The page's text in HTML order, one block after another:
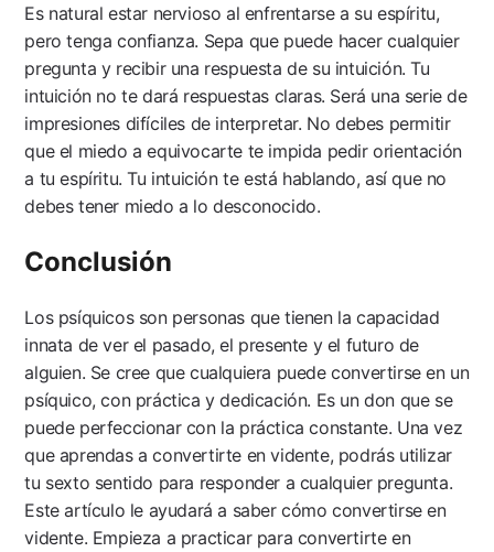
Es natural estar nervioso al enfrentarse a su espíritu,
pero tenga confianza. Sepa que puede hacer cualquier
pregunta y recibir una respuesta de su intuición. Tu
intuición no te dará respuestas claras. Será una serie de
impresiones difíciles de interpretar. No debes permitir
que el miedo a equivocarte te impida pedir orientación
a tu espíritu. Tu intuición te está hablando, así que no
debes tener miedo a lo desconocido.
Conclusión
Los psíquicos son personas que tienen la capacidad
innata de ver el pasado, el presente y el futuro de
alguien. Se cree que cualquiera puede convertirse en un
psíquico, con práctica y dedicación. Es un don que se
puede perfeccionar con la práctica constante. Una vez
que aprendas a convertirte en vidente, podrás utilizar
tu sexto sentido para responder a cualquier pregunta.
Este artículo le ayudará a saber cómo convertirse en
vidente. Empieza a practicar para convertirte en